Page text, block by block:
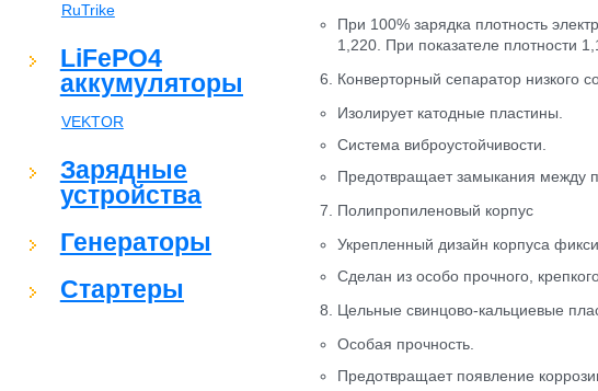
RuTrike
LiFePO4
аккумуляторы
VEKTOR
Зарядные
устройства
Генераторы
Стартеры
При 100% зарядка плотность
1,220. При показателе плотности
6. Конверторный сепаратор низкого
Изолирует катодные пластины.
Система виброустойчивости.
Предотвращает замыкания между
7. Полипропиленовый корпус
Укрепленный дизайн корпуса
Сделан из особо прочного,
8. Цельные свинцово-кальциевые
Особая прочность.
Предотвращает появление